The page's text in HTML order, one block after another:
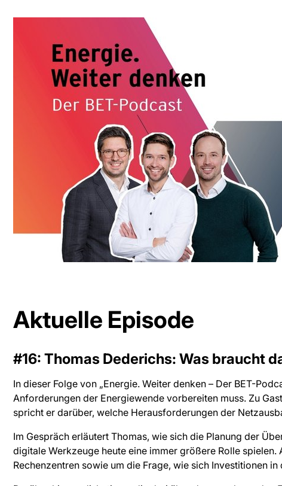
Aktuelle Episode
#16: Thomas Dederichs: Was braucht
In dieser Folge von „Energie. Weiter denken – Der BET-
Anforderungen der Energiewende vorbereiten muss. Zu
spricht er darüber, welche Herausforderungen der
Im Gespräch erläutert Thomas, wie sich die Planung der
digitale Werkzeuge heute eine immer größere Rolle
Rechenzentren sowie um die Frage, wie sich Investitionen